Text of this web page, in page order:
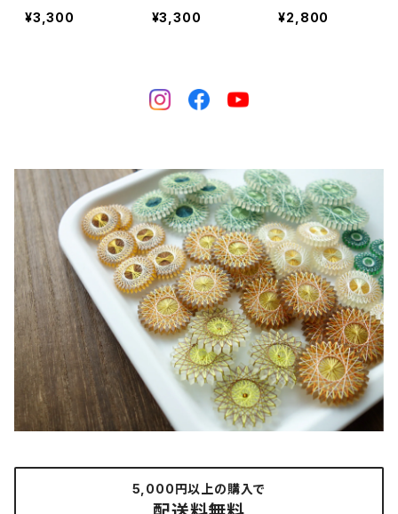
/ ピアス / ノン
ホールピアス
¥3,300
グ / ピアス / ノ
ンホールピアス
¥3,300
ピアス / ノンホ
ールピアス
¥2,800
5,000円以上の購入で